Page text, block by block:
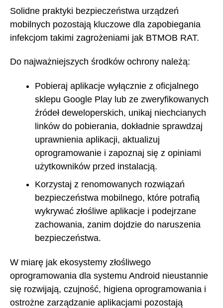
Solidne praktyki bezpieczeństwa urządzeń
mobilnych pozostają kluczowe dla zapobiegania
infekcjom takimi zagrożeniami jak BTMOB RAT.
Do najważniejszych środków ochrony należą:
Pobieraj aplikacje wyłącznie z oficjalnego
sklepu Google Play lub ze zweryfikowanych
źródeł deweloperskich, unikaj niechcianych
linków do pobierania, dokładnie sprawdzaj
uprawnienia aplikacji, aktualizuj
oprogramowanie i zapoznaj się z opiniami
użytkowników przed instalacją.
Korzystaj z renomowanych rozwiązań
bezpieczeństwa mobilnego, które potrafią
wykrywać złośliwe aplikacje i podejrzane
zachowania, zanim dojdzie do naruszenia
bezpieczeństwa.
W miarę jak ekosystemy złośliwego
oprogramowania dla systemu Android nieustannie
się rozwijają, czujność, higiena oprogramowania i
ostrożne zarządzanie aplikacjami pozostają